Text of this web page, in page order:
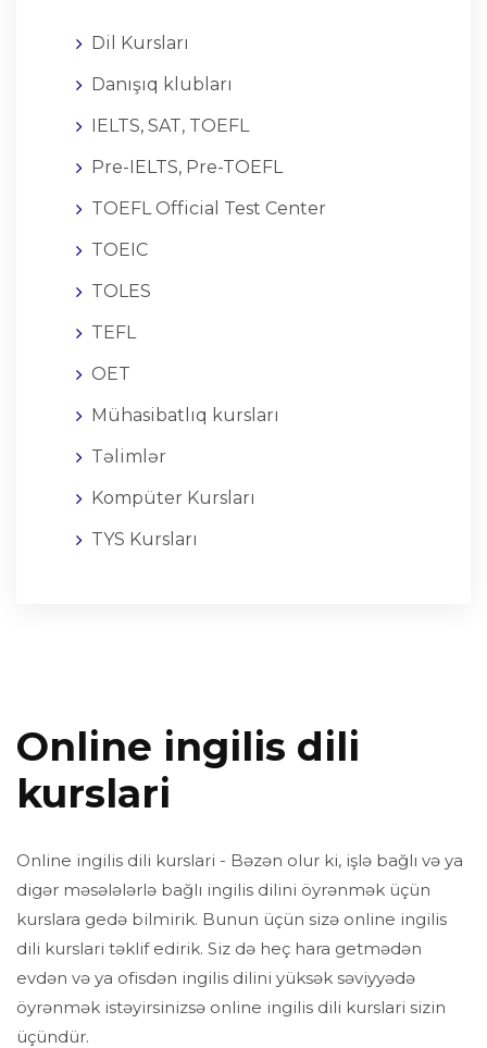
Dil Kursları
Danışıq klubları
IELTS, SAT, TOEFL
Pre-IELTS, Pre-TOEFL
TOEFL Official Test Center
TOEIC
TOLES
TEFL
OET
Mühasibatlıq kursları
Təlimlər
Kompüter Kursları
TYS Kursları
Online ingilis dili
kurslari
Online ingilis dili kurslari - Bəzən olur ki, işlə bağlı və ya
digər məsələlərlə bağlı ingilis dilini öyrənmək üçün
kurslara gedə bilmirik. Bunun üçün sizə online ingilis
dili kurslari təklif edirik. Siz də heç hara getmədən
evdən və ya ofisdən ingilis dilini yüksək səviyyədə
öyrənmək istəyirsinizsə online ingilis dili kurslari sizin
üçündür.